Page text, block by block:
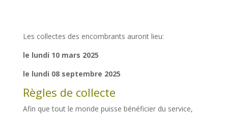
Les collectes des encombrants auront lieu:
le lundi 10 mars 2025
le lundi 08 septembre 2025
Règles de collecte
Afin que tout le monde puisse bénéficier du service,